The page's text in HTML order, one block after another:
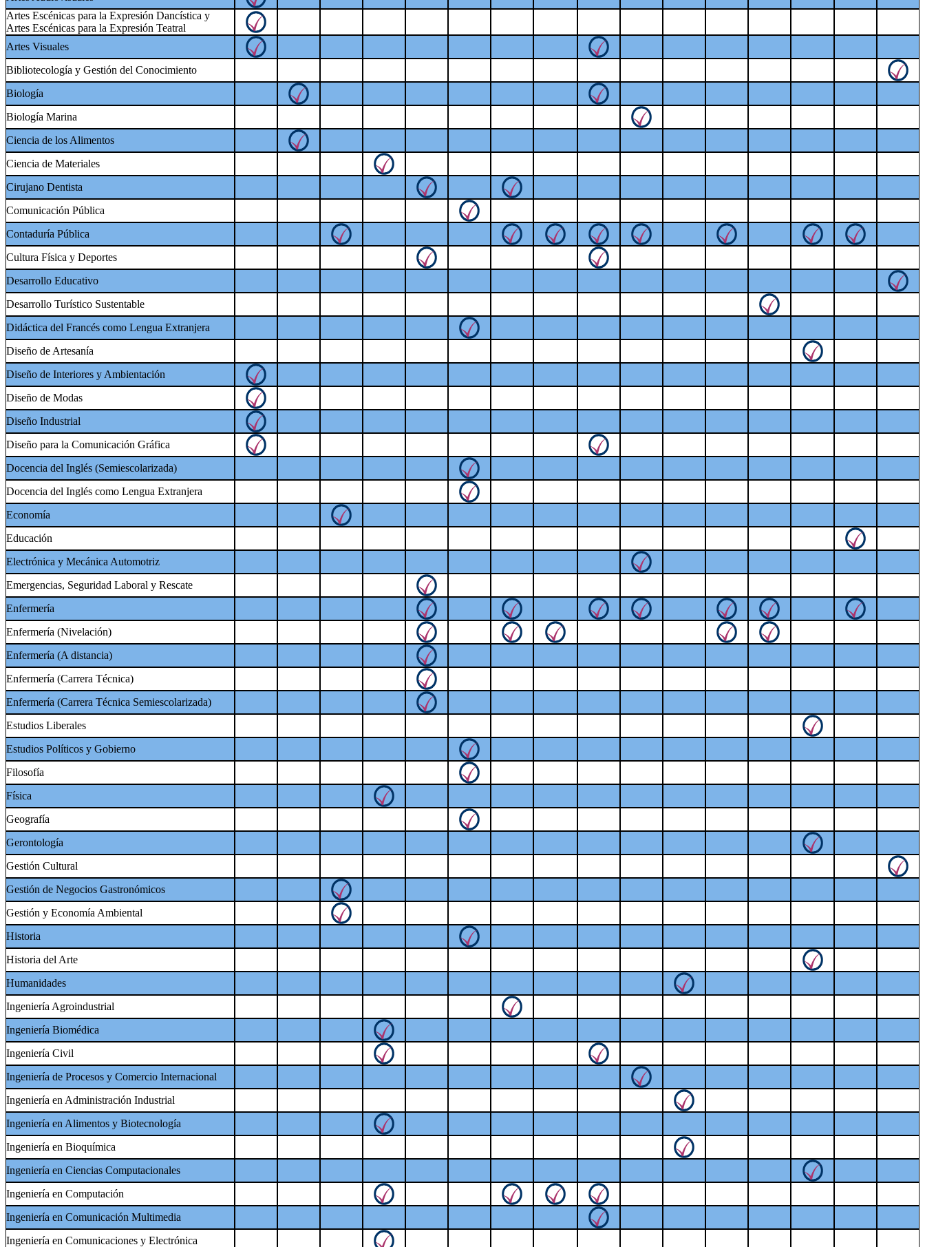
Artes Escénicas para la Expresión Dancística y
Artes Escénicas para la Expresión Teatral
Artes Visuales
Bibliotecología y Gestión del Conocimiento
Biología
Biología Marina
Ciencia de los Alimentos
Ciencia de Materiales
Cirujano Dentista
Comunicación Pública
Contaduría Pública
Cultura Física y Deportes
Desarrollo Educativo
Desarrollo Turístico Sustentable
Didáctica del Francés como Lengua Extranjera
Diseño de Artesanía
Diseño de Interiores y Ambientación
Diseño de Modas
Diseño Industrial
Diseño para la Comunicación Gráfica
Docencia del Inglés (Semiescolarizada)
Docencia del Inglés como Lengua Extranjera
Economía
Educación
Electrónica y Mecánica Automotriz
Emergencias, Seguridad Laboral y Rescate
Enfermería
Enfermería (Nivelación)
Enfermería (A distancia)
Enfermería (Carrera Técnica)
Enfermería (Carrera Técnica Semiescolarizada)
Estudios Liberales
Estudios Políticos y Gobierno
Filosofía
Física
Geografía
Gerontología
Gestión Cultural
Gestión de Negocios Gastronómicos
Gestión y Economía Ambiental
Historia
Historia del Arte
Humanidades
Ingeniería Agroindustrial
Ingeniería Biomédica
Ingeniería Civil
Ingeniería de Procesos y Comercio Internacional
Ingeniería en Administración Industrial
Ingeniería en Alimentos y Biotecnología
Ingeniería en Bioquímica
Ingeniería en Ciencias Computacionales
Ingeniería en Computación
Ingeniería en Comunicación Multimedia
Ingeniería en Comunicaciones y Electrónica